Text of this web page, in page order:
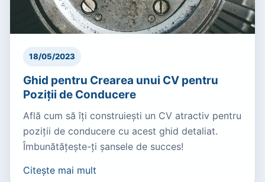
18/05/2023
Ghid pentru Crearea unui CV pentru
Poziții de Conducere
Află cum să îți construiești un CV atractiv pentru
poziții de conducere cu acest ghid detaliat.
Îmbunătățește-ți șansele de succes!
Citește mai mult